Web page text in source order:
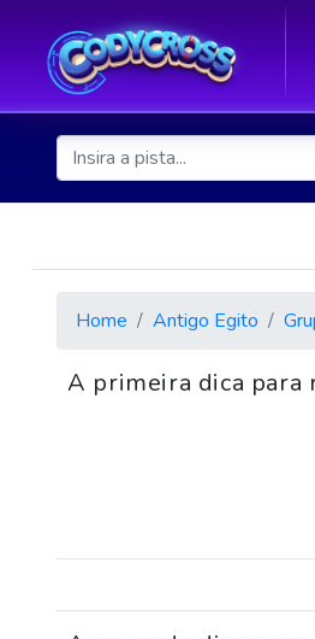
Home Antigo Egito
A primeira dica para